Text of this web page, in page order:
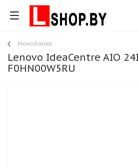
Моноблоки
Lenovo IdeaCentre AIO
F0HN00W5RU